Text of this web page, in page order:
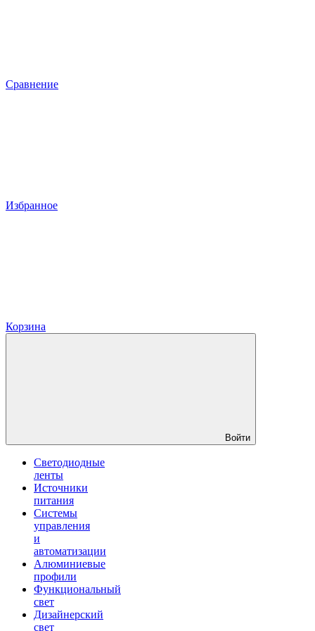
Сравнение
Избранное
Корзина
Войти
Светодиодные
ленты
Источники
питания
Системы
управления
и
автоматизации
Алюминиевые
профили
Функциональный
свет
Дизайнерский
свет